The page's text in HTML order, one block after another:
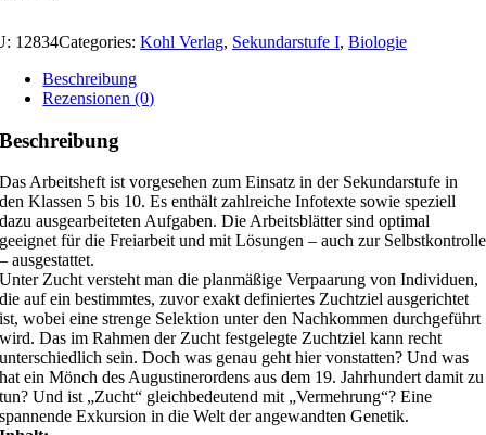
12834Categories: Kohl Verlag, Sekundarstufe I, Biologie
Beschreibung
Rezensionen (0)
Beschreibung
Das Arbeitsheft ist vorgesehen zum Einsatz in der Sekundarstufe in
den Klassen 5 bis 10. Es enthält zahlreiche Infotexte sowie speziell
dazu ausgearbeiteten Aufgaben. Die Arbeitsblätter sind optimal
geeignet für die Freiarbeit und mit Lösungen – auch zur Selbstkontrolle
– ausgestattet.
Unter Zucht versteht man die planmäßige Verpaarung von Individuen,
die auf ein bestimmtes, zuvor exakt definiertes Zuchtziel ausgerichtet
ist, wobei eine strenge Selektion unter den Nachkommen durchgeführt
wird. Das im Rahmen der Zucht festgelegte Zuchtziel kann recht
unterschiedlich sein. Doch was genau geht hier vonstatten? Und was
hat ein Mönch des Augustinerordens aus dem 19. Jahrhundert damit zu
tun? Und ist „Zucht“ gleichbedeutend mit „Vermehrung“? Eine
spannende Exkursion in die Welt der angewandten Genetik.